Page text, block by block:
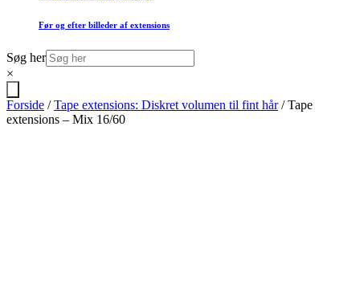
Før og efter billeder af extensions
Søg her
×
Forside /Tape extensions: Diskret volumen til fint hår/ Tape
extensions – Mix 16/60